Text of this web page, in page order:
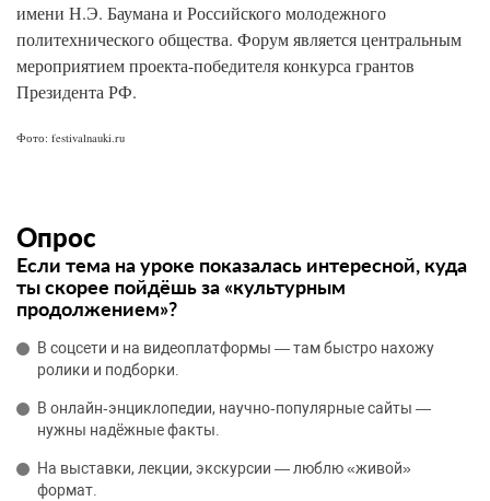
имени Н.Э. Баумана и Российского молодежного
политехнического общества. Форум является центральным
мероприятием проекта-победителя конкурса грантов
Президента РФ.
Фото: festivalnauki.ru
Опрос
Если тема на уроке показалась интересной, куда
ты скорее пойдёшь за «культурным
продолжением»?
В соцсети и на видеоплатформы — там быстро нахожу
ролики и подборки.
В онлайн‑энциклопедии, научно‑популярные сайты —
нужны надёжные факты.
На выставки, лекции, экскурсии — люблю «живой»
формат.